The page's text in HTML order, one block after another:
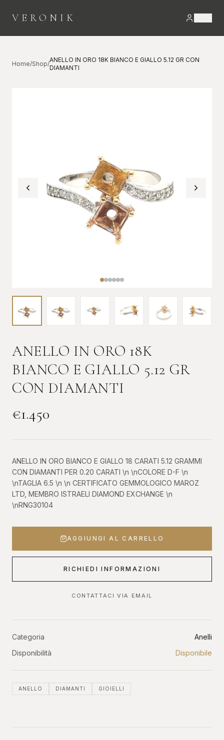
VERONIK
Home/Shop/
ANELLO IN ORO 18K BIANCO E GIALLO 5.12 GR CON
DIAMANTI
ANELLO IN ORO 18K
BIANCO E GIALLO 5.12 GR
CON DIAMANTI
€1.450
ANELLO IN ORO BIANCO E GIALLO 18 CARATI 5.12 GRAMMI
CON DIAMANTI PER 0.20 CARATI \n \nCOLORE D-F \n
\nTAGLIA 6.5 \n \n CERTIFICATO GEMMOLOGICO MAROZ
LTD, MEMBRO ISTRAELI DIAMOND EXCHANGE \n
\nRNG30104
AGGIUNGI AL CARRELLO
RICHIEDI INFORMAZIONI
CONTATTACI VIA EMAIL
Categoria
Anelli
Disponibilità
Disponibile
ANELLO DIAMANTI GIOIELLI